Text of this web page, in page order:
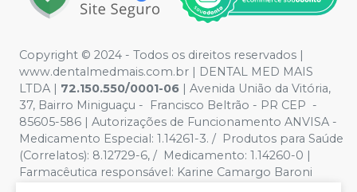
Copyright © 2024 - Todos os direitos reservados |
www.dentalmedmais.com.br | DENTAL MED MAIS
LTDA | 72.150.550/0001-06 | Avenida União da Vitória,
37, Bairro Miniguaçu - Francisco Beltrão - PR CEP -
85605-586 | Autorizações de Funcionamento ANVISA -
Medicamento Especial: 1.14261-3. / Produtos para Saúde
(Correlatos): 8.12729-6, / Medicamento: 1.14260-0 |
Farmacêutica responsável: Karine Camargo Baroni